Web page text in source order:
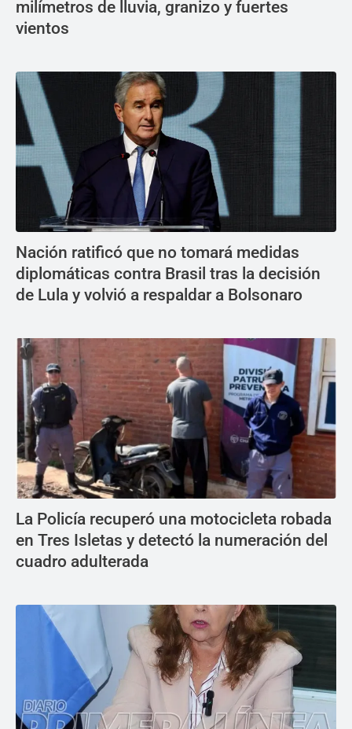
milímetros de lluvia, granizo y fuertes
vientos
Nación ratificó que no tomará medidas
diplomáticas contra Brasil tras la decisión
de Lula y volvió a respaldar a Bolsonaro
La Policía recuperó una motocicleta robada
en Tres Isletas y detectó la numeración del
cuadro adulterada